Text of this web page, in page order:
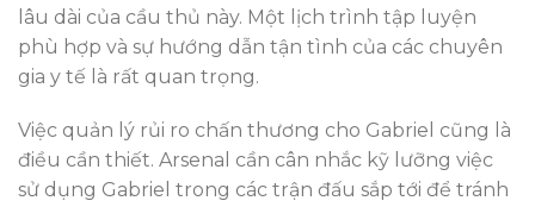
lâu dài của cầu thủ này. Một lịch trình tập luyện
phù hợp và sự hướng dẫn tận tình của các chuyên
gia y tế là rất quan trọng.
Việc quản lý rủi ro chấn thương cho Gabriel cũng là
điều cần thiết. Arsenal cần cân nhắc kỹ lưỡng việc
sử dụng Gabriel trong các trận đấu sắp tới để tránh